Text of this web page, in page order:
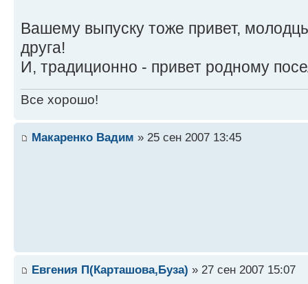
Вашему выпуску тоже привет,
друга!
И, традиционно - привет родному
Все хорошо!
Макаренко Вадим » 25 сен 2007 13:45
Евгения П(Карташова,Буза) » 27 сен 2007 15:07